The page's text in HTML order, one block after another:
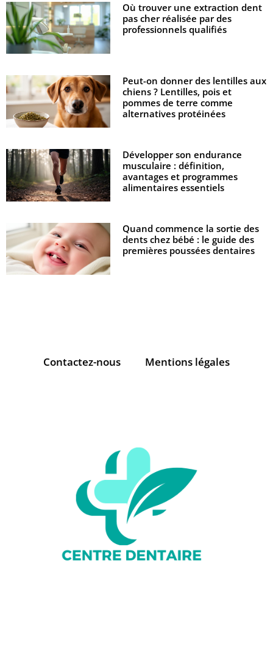
Où trouver une extraction dent
pas cher réalisée par des
professionnels qualifiés
Peut-on donner des lentilles aux
chiens ? Lentilles, pois et
pommes de terre comme
alternatives protéinées
Développer son endurance
musculaire : définition,
avantages et programmes
alimentaires essentiels
Quand commence la sortie des
dents chez bébé : le guide des
premières poussées dentaires
Contactez-nous Mentions légales